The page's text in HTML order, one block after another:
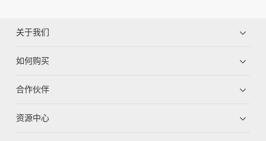
关于我们
如何购买
合作伙伴
资源中心